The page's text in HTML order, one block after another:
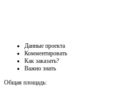
Данные проекта
Комментировать
Как заказать?
Важно знать
Общая площадь: